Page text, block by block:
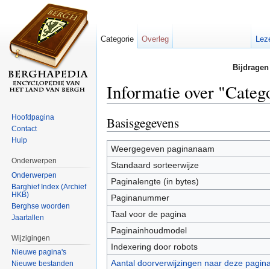
Informatie over
Basisgegevens
Weergegeven paginanaam
Standaard sorteerwijze
Paginalengte (in bytes)
Paginanummer
Taal voor de pagina
Paginainhoudmodel
Indexering door robots
Aantal doorverwijzingen naar deze
Categorie Overleg
Hoofdpagina
Contact
Hulp
Onderwerpen
Onderwerpen
Barghief Index (Archief
HKB)
Berghse woorden
Jaartallen
Wijzigingen
Nieuwe pagina's
Nieuwe bestanden